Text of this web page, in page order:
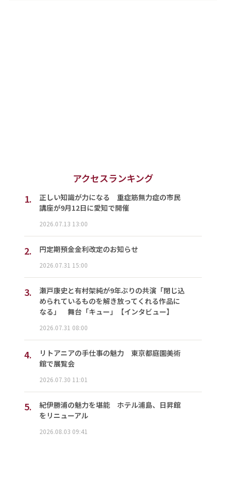
アクセスランキング
1.
正しい知識が力になる 重症筋無力症の市民
講座が9月12日に愛知で開催
2026.07.13 13:00
2. 円定期預金金利改定のお知らせ
2026.07.31 15:00
3.
瀬戸康史と有村架純が9年ぶりの共演「閉じ込
められているものを解き放ってくれる作品に
なる」 舞台「キュー」【インタビュー】
2026.07.31 08:00
4.
リトアニアの手仕事の魅力 東京都庭園美術
館で展覧会
2026.07.30 11:01
5.
紀伊勝浦の魅力を堪能 ホテル浦島、日昇館
をリニューアル
2026.08.03 09:41